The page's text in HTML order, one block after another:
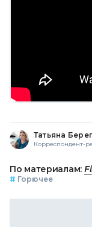
Татьяна
Корреспондент-
По материалам:
# Горючее